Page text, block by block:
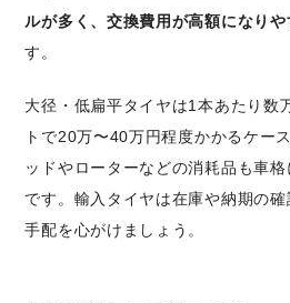
ルが多く、交換費用が高額になりや
す。
大径・低扁平タイヤは1本あたり数
トで20万〜40万円程度かかるケー
ッドやローターなどの消耗品も車
です。輸入タイヤは在庫や納期の
手配を心がけましょう。